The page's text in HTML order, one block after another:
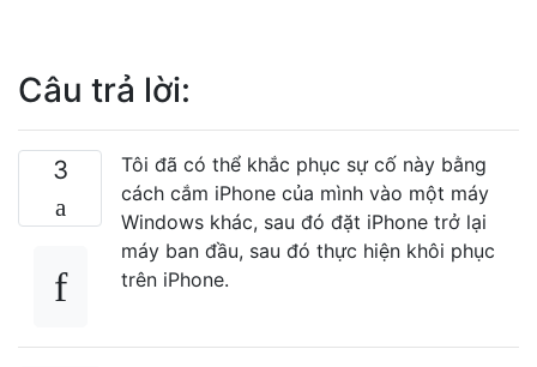
Câu trả lời:
3
Tôi đã có thể khắc phục sự cố này bằng
cách cắm iPhone của mình vào một máy
Windows khác, sau đó đặt iPhone trở lại
máy ban đầu, sau đó thực hiện khôi phục
trên iPhone.